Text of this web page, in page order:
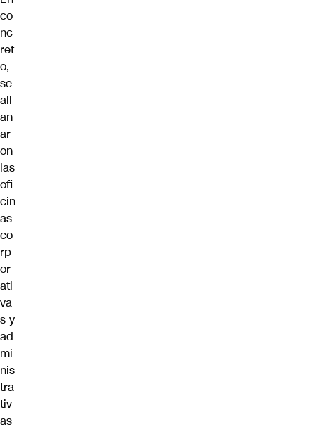
co
nc
ret
o,
se
all
an
ar
on
las
ofi
cin
as
co
rp
or
ati
va
s y
ad
mi
nis
tra
tiv
as